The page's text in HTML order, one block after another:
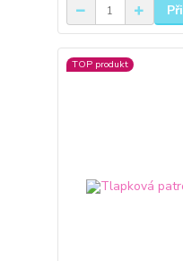
TOP produkt